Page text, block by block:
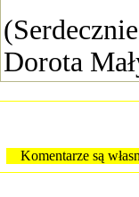
Dorota
Komentarze są